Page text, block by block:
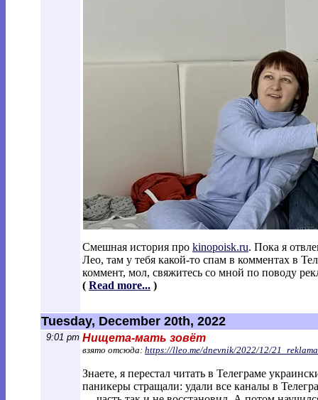
Смешная история про kinopoisk.ru. Пока я
Лео, там у тебя какой-то спам в комментах в
коммент, мол, свяжитесь со мной по поводу
( Read more... )
Tuesday, December 20th, 2022
9:01 pm Нищета-мать зовёт
взято отсюда: https://lleo.me/dnevnik/2022/12/21_reklama
Знаете, я перестал читать в Телеграме
паникеры стращали: удали все каналы в